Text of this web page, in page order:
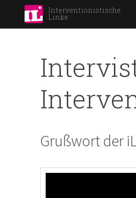
Interventionistische
Linke
Grußwort der
Agorà99 - 01.11.13